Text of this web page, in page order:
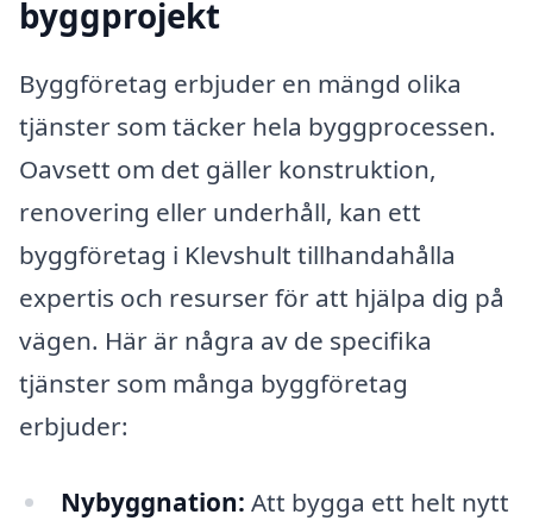
byggprojekt
Byggföretag erbjuder en mängd olika
tjänster som täcker hela byggprocessen.
Oavsett om det gäller konstruktion,
renovering eller underhåll, kan ett
byggföretag i Klevshult tillhandahålla
expertis och resurser för att hjälpa dig på
vägen. Här är några av de specifika
tjänster som många byggföretag
erbjuder:
Nybyggnation: Att bygga ett helt nytt